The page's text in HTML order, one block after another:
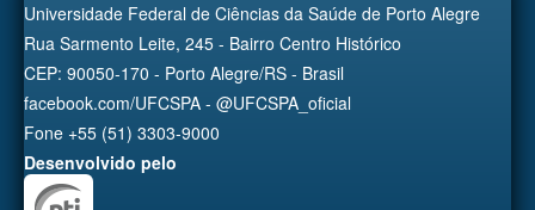
Universidade Federal de Ciências da Saúde de Porto Alegre
Rua Sarmento Leite, 245 - Bairro Centro Histórico
CEP: 90050-170 - Porto Alegre/RS - Brasil
facebook.com/UFCSPA - @UFCSPA_oficial
Fone +55 (51) 3303-9000
Desenvolvido pelo